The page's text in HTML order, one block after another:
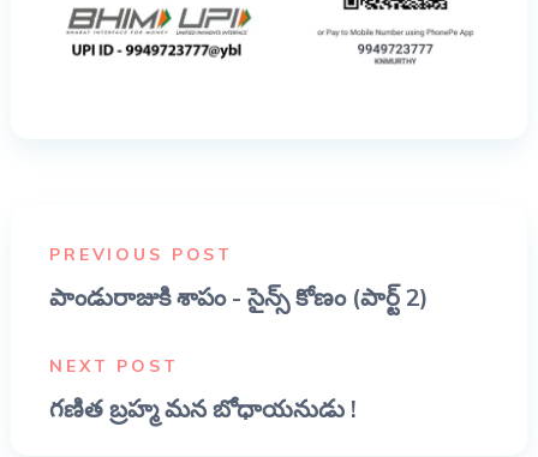
PREVIOUS POST
పాండురాజుకి శాపం - సైన్స్ కోణం (పార్ట్ 2)
NEXT POST
గణిత బ్రహ్మ మన బోధాయనుడు !